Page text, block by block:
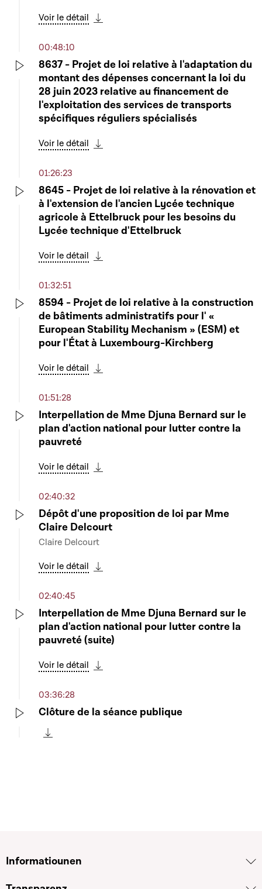
Voir le détail
00:48:10
8637 - Projet de loi relative à l'adaptation du
montant des dépenses concernant la loi du
28 juin 2023 relative au financement de
l'exploitation des services de transports
spécifiques réguliers spécialisés
Voir le détail
01:26:23
8645 - Projet de loi relative à la rénovation et
à l'extension de l'ancien Lycée technique
agricole à Ettelbruck pour les besoins du
Lycée technique d'Ettelbruck
Voir le détail
01:32:51
8594 - Projet de loi relative à la construction
de bâtiments administratifs pour l' «
European Stability Mechanism » (ESM) et
pour l'État à Luxembourg-Kirchberg
Voir le détail
01:51:28
Interpellation de Mme Djuna Bernard sur le
plan d'action national pour lutter contre la
pauvreté
Voir le détail
02:40:32
Dépôt d'une proposition de loi par Mme
Claire Delcourt
Claire Delcourt
Voir le détail
02:40:45
Interpellation de Mme Djuna Bernard sur le
plan d'action national pour lutter contre la
pauvreté (suite)
Voir le détail
03:36:28
Clôture de la séance publique
Informatiounen